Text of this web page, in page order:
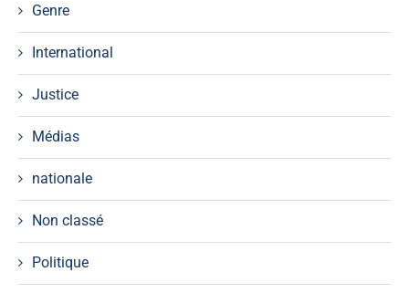
Genre
International
Justice
Médias
nationale
Non classé
Politique